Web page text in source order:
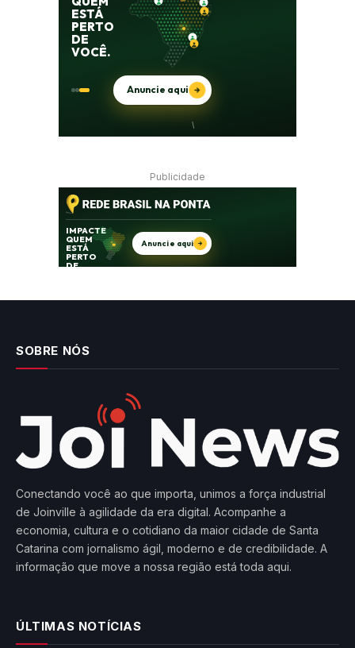
Publicidade
SOBRE NÓS
Conectando você ao que importa, unimos a força industrial
de Joinville à agilidade da era digital. Acompanhe a
economia, cultura e o cotidiano da maior cidade de Santa
Catarina com jornalismo ágil, moderno e de credibilidade. A
informação que move a nossa região está toda aqui.
ÚLTIMAS NOTÍCIAS